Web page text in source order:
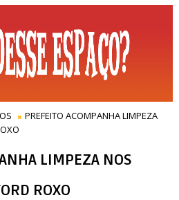
PREFEITO ACOMPANHA LIMPEZA
LIMPEZA NOS
ROXO